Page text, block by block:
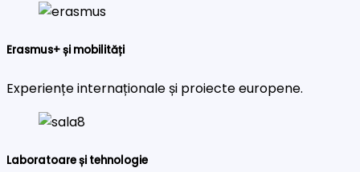
Erasmus+ și mobilități
Experiențe internaționale și proiecte europene.
Laboratoare și tehnologie